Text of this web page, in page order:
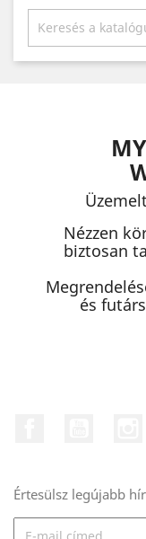
Nézzen
biztosan
és
Értesülsz legújabb